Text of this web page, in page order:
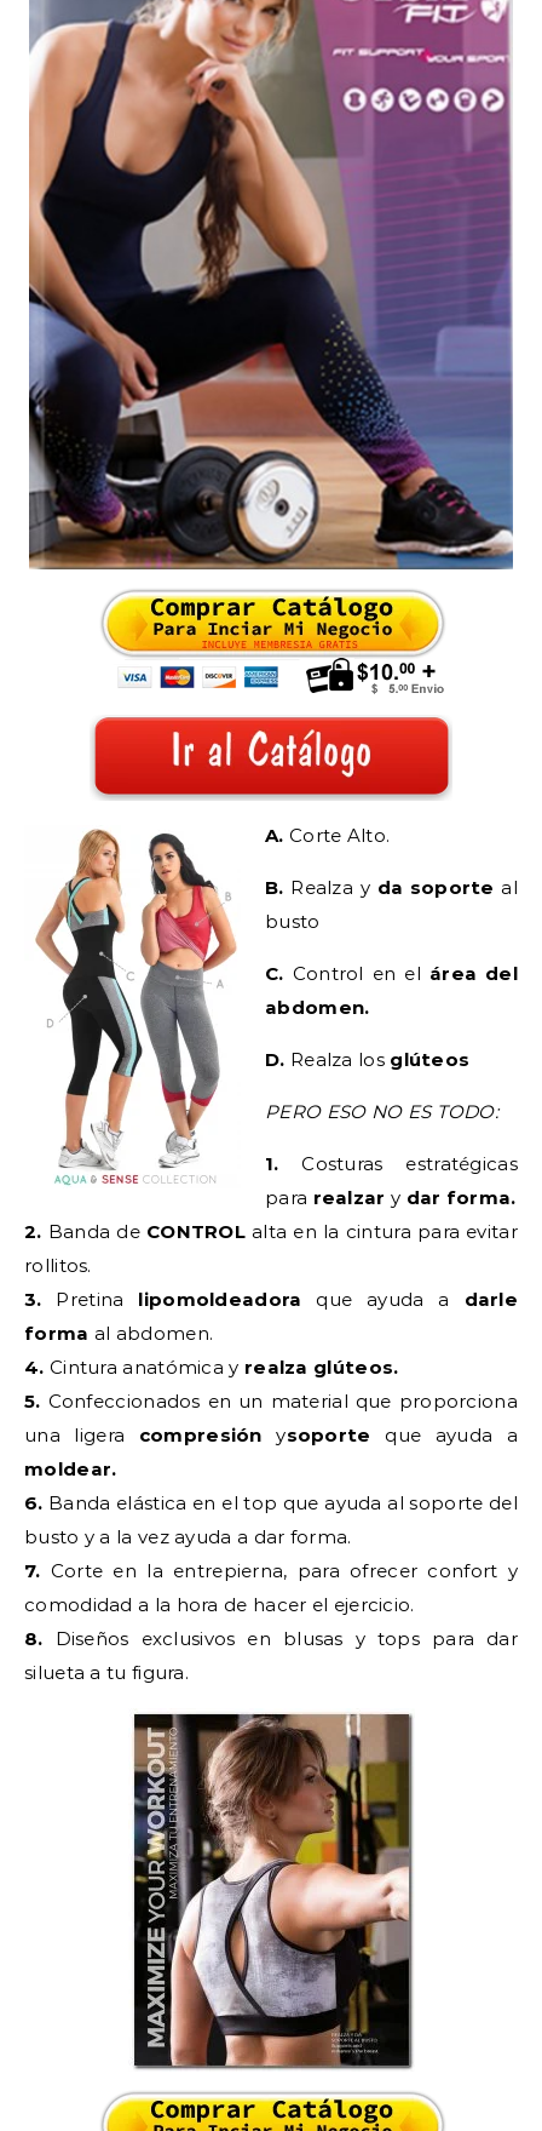
A. Corte Alto.
B. Realza y da soporte al
busto
C. Control en el área del
abdomen.
D. Realza losglúteos
PERO ESO NO ES TODO:
1. Costuras estratégicas
para realzar y dar forma.
2. Banda de CONTROL alta en la cintura para evitar
rollitos.
3. Pretina lipomoldeadora que ayuda a darle
forma al abdomen.
4. Cintura anatómica y realza glúteos.
5. Confeccionados en un material que proporciona
una ligera compresión ysoporte que ayuda a
moldear.
6. Banda elástica en el top que ayuda al soporte del
busto y a la vez ayuda a dar forma.
7. Corte en la entrepierna, para ofrecer confort y
comodidad a la hora de hacer el ejercicio.
8. Diseños exclusivos en blusas y tops para dar
silueta a tu figura.